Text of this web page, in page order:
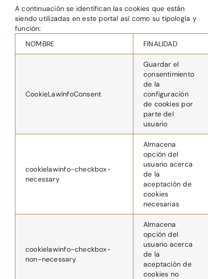
A continuación se identifican las cookies que están
siendo utilizadas en este portal así como su tipología y
función:
NOMBRE
FINALIDAD
CookieLawInfoConsent
Guardar el
consentimiento
de la
configuración
de cookies por
parte del
usuario
cookielawinfo-checkbox-
necessary
Almacena
opción del
usuario acerca
de la
aceptación de
cookies
necesarias
cookielawinfo-checkbox-
non-necessary
Almacena
opción del
usuario acerca
de la
aceptación de
cookies no